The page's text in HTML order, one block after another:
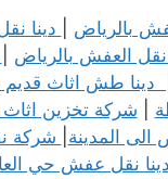
بالرياض
دينا
العفش بالرياض
دينا طش اثاث قديم
شركة تخزين اثاث
المدينة
شركة
دينا نقل عفش حي